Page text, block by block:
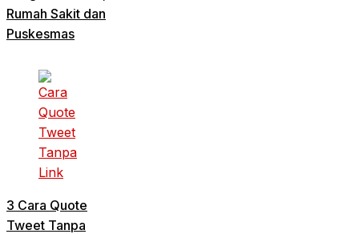
Rumah Sakit dan
Puskesmas
3 Cara Quote
Tweet Tanpa